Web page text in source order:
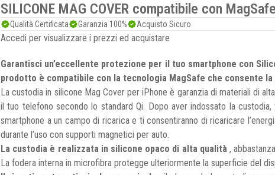
SILICONE MAG COVER compatibile con
Qualità Certificata Garanzia 100% Acquisto Sicuro
Accedi per visualizzare i prezzi ed acquistare
Garantisci un’eccellente protezione per il tuo smartphone con
prodotto è compatibile con la tecnologia MagSafe che consente
La custodia in silicone Mag Cover per iPhone è garanzia di materiali di
il tuo telefono secondo lo standard Qi. Dopo aver indossato la
smartphone a un campo di ricarica e ti consentiranno di ricaricare
durante l’uso con supporti magnetici per auto.
La custodia è realizzata in silicone opaco di alta qualità ,
La fodera interna in microfibra protegge ulteriormente la superficie del